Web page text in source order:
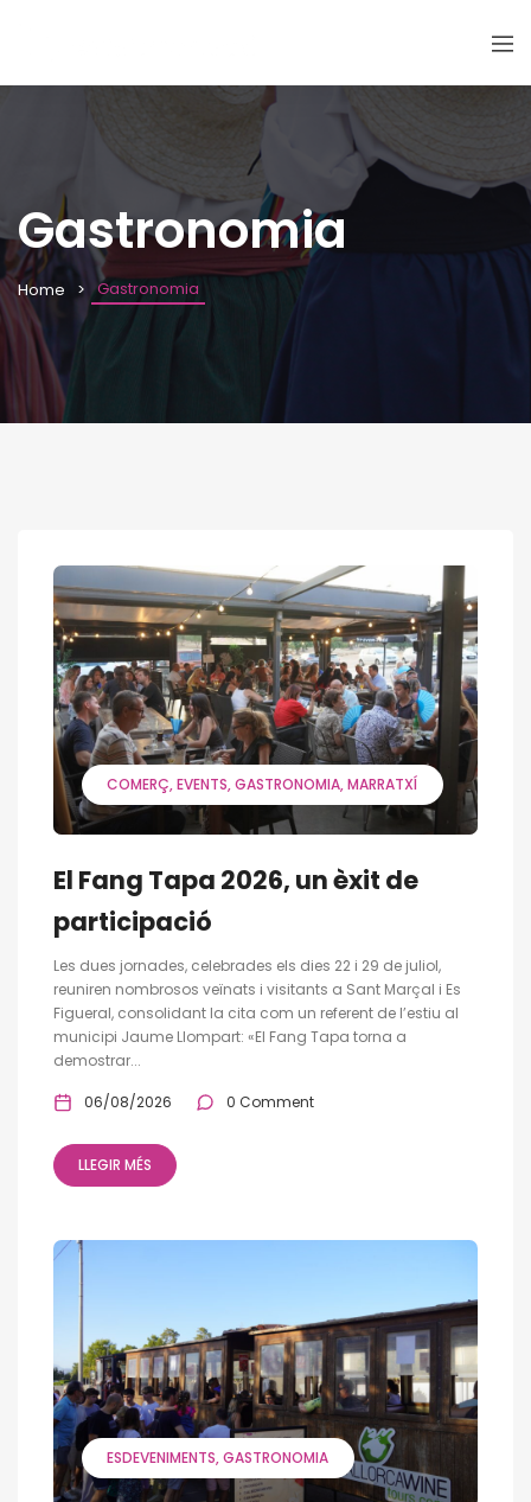
Gastronomia
Home Gastronomia
COMERÇ EVENTS GASTRONOMIA MARRATXÍ
El Fang Tapa 2026, un èxit de
participació
Les dues jornades, celebrades els dies 22 i 29 de juliol,
reuniren nombrosos veïnats i visitants a Sant Marçal i Es
Figueral, consolidant la cita com un referent de l’estiu al
municipi Jaume Llompart: «El Fang Tapa torna a
demostrar...
06/08/2026 0 Comment
LLEGIR MÉS
ESDEVENIMENTS GASTRONOMIA